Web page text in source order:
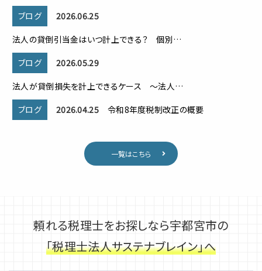
耐…
ブログ
2026.06.25
法人の貸倒引当金はいつ計上できる？ 個
別…
ブログ
2026.05.29
ブログ
2026.06.25
法人の貸倒引当金はいつ計上できる？ 個別…
ブログ
2026.05.29
法人が貸倒損失を計上できるケース 〜法人…
ブログ
2026.04.25 令和8年度税制改正の概要
一覧はこちら
頼れる税理士をお探しなら宇都宮市の
「税理士法人サステナブレイン」へ